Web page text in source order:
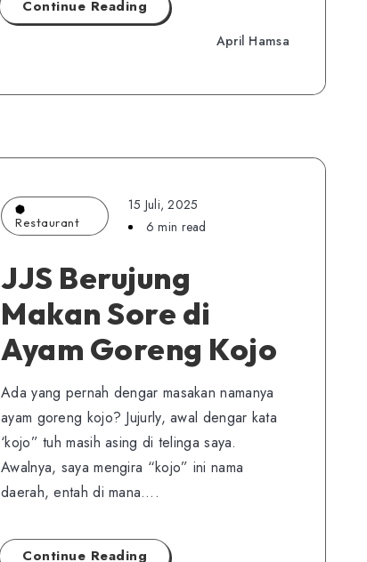
Continue Reading
April Hamsa
Restaurant
15 Juli, 2025
6 min read
JJS Berujung
Makan Sore di
Ayam Goreng Kojo
Ada yang pernah dengar masakan namanya
ayam goreng kojo? Jujurly, awal dengar kata
‘kojo” tuh masih asing di telinga saya.
Awalnya, saya mengira “kojo” ini nama
daerah, entah di mana….
Continue Reading